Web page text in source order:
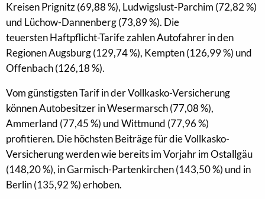
Kreisen Prignitz (69,88 %), Ludwigslust-Parchim (72,82 %)
und Lüchow-Dannenberg (73,89 %). Die
teuersten Haftpflicht-Tarife zahlen Autofahrer in den
Regionen Augsburg (129,74 %), Kempten (126,99 %) und
Offenbach (126,18 %).
Vom günstigsten Tarif in der Vollkasko-Versicherung
können Autobesitzer in Wesermarsch (77,08 %),
Ammerland (77,45 %) und Wittmund (77,96 %)
profitieren. Die höchsten Beiträge für die Vollkasko-
Versicherung werden wie bereits im Vorjahr im Ostallgäu
(148,20 %), in Garmisch-Partenkirchen (143,50 %) und in
Berlin (135,92 %) erhoben.